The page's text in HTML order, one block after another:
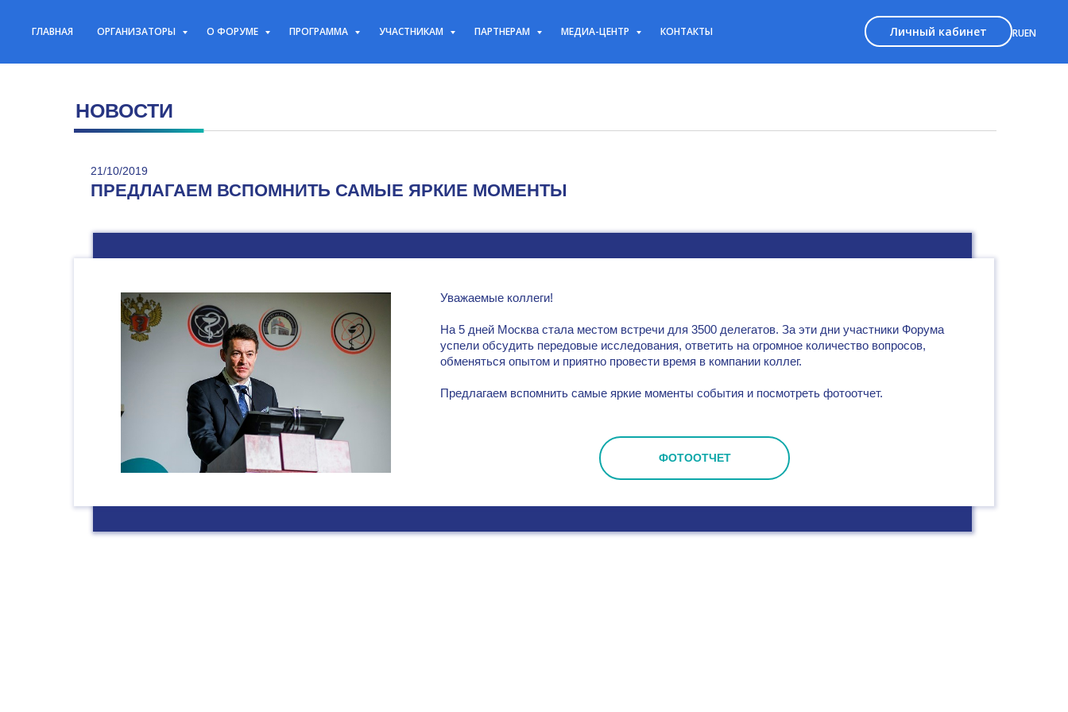
ГЛАВНАЯ ОРГАНИЗАТОРЫ О ФОРУМЕ ПРОГРАММА УЧАСТНИКАМ ПАРТНЕРАМ МЕДИА-ЦЕНТР КОНТАКТЫ Личный кабинет RUEN
НОВОСТИ
ПРЕДЛАГАЕМ ВСПОМНИТЬ САМЫЕ ЯРКИЕ МОМЕНТЫ
21/10/2019
Уважаемые коллеги!
26 сентября 2018 года в Москве в рамках Первого
международного Форума онкологии и радиологии будет
Его модератор д.м.н., заведующий торакальным
Уважаемые коллеги!
На 5 дней Москва стала местом встречи для 3500 делегатов. За эти дни участники Форума
успели обсудить передовые исследования, ответить на огромное количество вопросов,
обменяться опытом и приятно провести время в компании коллег.
Предлагаем вспомнить самые яркие моменты события и посмотреть фотоотчет.
ФОТООТЧЕТ